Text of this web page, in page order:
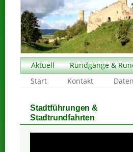
Aktuell Rundgänge &
Start
Kontakt
Stadtführungen &
Stadtrundfahrten